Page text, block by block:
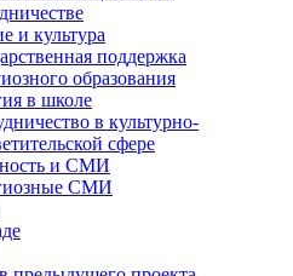
и культура
поддержка
образования
в школе
в культурно-
сфере
и СМИ
СМИ